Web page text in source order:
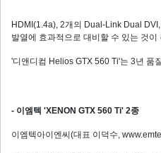
HDMI(1.4a), 2개의 Dual-Link Dual
발열에 효과적으로 대비할 수 있는 것이
'디앤디컴 Helios GTX 560 Ti'는 3년 품
- 이엠텍 'XENON GTX 560 Ti' 2종
이엠텍아이엔씨(대표 이덕수,